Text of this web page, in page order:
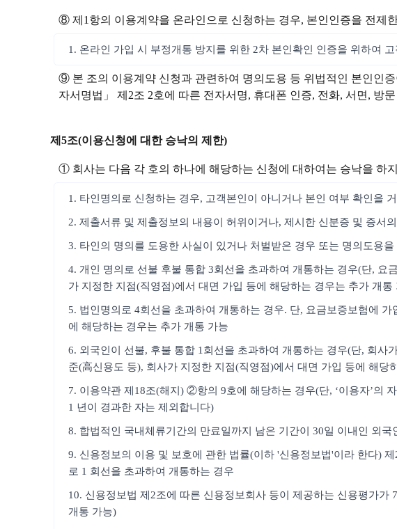
⑧ 제1항의 이용계약을 온라인으로 신청하는 경우, 본인인증을 전제
1. 온라인 가입 시 부정개통 방지를 위한 2차 본인확인 인증을 위하여
⑨ 본 조의 이용계약 신청과 관련하여 명의도용 등 위법적인 본인인
자서명법」 제2조 2호에 따른 전자서명, 휴대폰 인증, 전화, 서면, 방
제5조(이용신청에 대한 승낙의 제한)
① 회사는 다음 각 호의 하나에 해당하는 신청에 대하여는 승낙을 하
1. 타인명의로 신청하는 경우, 고객본인이 아니거나 본인 여부 확인을
2. 제출서류 및 제출정보의 내용이 허위이거나, 제시한 신분증 및 증서
3. 타인의 명의를 도용한 사실이 있거나 처벌받은 경우 또는 명의도용
4. 개인 명의로 선불 후불 통합 3회선을 초과하여 개통하는 경우(단,
가 지정한 지점(직영점)에서 대면 가입 등에 해당하는 경우는 추가 개통
5. 법인명의로 4회선을 초과하여 개통하는 경우. 단, 요금보증보험에
에 해당하는 경우는 추가 개통 가능
6. 외국인이 선불, 후불 통합 1회선을 초과하여 개통하는 경우(단, 회사
준(高신용도 등), 회사가 지정한 지점(직영점)에서 대면 가입 등에 해당
7. 이용약관 제18조(해지) ②항의 9호에 해당하는 경우(단, ‘이용자’의
1 년이 경과한 자는 제외합니다)
8. 합법적인 국내체류기간의 만료일까지 남은 기간이 30일 이내인 외
9. 신용정보의 이용 및 보호에 관한 법률(이하 '신용정보법'이라 한다)
로 1 회선을 초과하여 개통하는 경우
10. 신용정보법 제2조에 따른 신용정보회사 등이 제공하는 신용평가
개통 가능)